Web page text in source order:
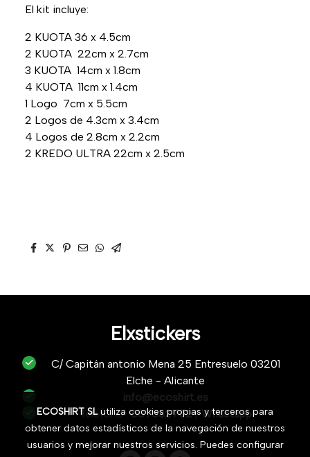
El kit incluye:
2 KUOTA 36 x 4.5cm
2 KUOTA 22cm x 2.7cm
3 KUOTA 14cm x 1.8cm
4 KUOTA 11cm x 1.4cm
1 Logo 7cm x 5.5cm
2 Logos de 4.3cm x 3.4cm
4 Logos de 2.8cm x 2.2cm
2 KREDO ULTRA 22cm x 2.5cm
Elxstickers
C/ Capitán antonio Mena 25 Entresuelo 03201
Elche - Alicante
info@ecoshirt.es
Teléfono :687632752/Whastapp
ECOSHIRT SLutiliza cookies propias y terceros para
obtener datos estadísticos de la navegación de nuestros
usuarios y mejorar nuestros servicios. Puedes configurar